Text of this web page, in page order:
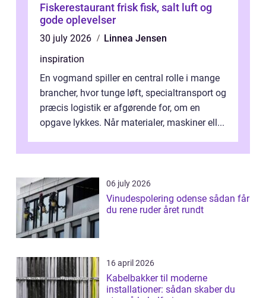
Fiskerestaurant frisk fisk, salt luft og
gode oplevelser
30 july 2026
Linnea Jensen
inspiration
En vogmand spiller en central rolle i mange
brancher, hvor tunge løft, specialtransport og
præcis logistik er afgørende for, om en
opgave lykkes. Når materialer, maskiner ell...
06 july 2026
Vinudespolering odense sådan får
du rene ruder året rundt
16 april 2026
Kabelbakker til moderne
installationer: sådan skaber du